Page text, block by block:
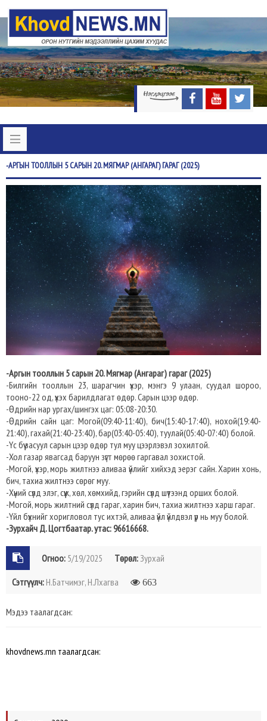
-АРГЫНТООЛЛЫН 5 САРЫН 20. МЯГМАР (АНГАРАГ) ГАРАГ (2025)
-Аргын тооллын 5 сарын 20. Мягмар (Ангараг) гараг (2025)
-Билгийн тооллын 23, шарагчин үхэр, мэнгэ 9 улаан, суудал шороо,
тооно-22 од, үхэх барилдлагат өдөр. Сарын цээр өдөр.
-Өдрийн нар ургах/шингэх цаг: 05:08-20:30.​
-Өдрийн сайн цаг: Могой(09:40-11:40), бич(15:40-17:40), нохой(19:40-
21:40), гахай(21:40-23:40), бар(03:40-05:40), туулай(05:40-07:40) болой.
-Үс бүү засуул сарын цээр өдөр тул муу цээрлэвэл зохилтой.
-Хол газар явагсад баруун зүгт мөрөө гаргавал зохистой.
-Могой, үхэр, морь жилтнээ аливаа үйлийг хийхэд эерэг сайн. Харин хонь,
бич, тахиа жилтнээ сөрөг муу.
-Хүний сүлд элэг, сүүж, хөл, хөмхийд, гэрийн сүлд шүтээнд орших болой.
-Могой, морь жилтний сүлд гараг, харин бич, тахиа жилтнээ харш гараг.
-Үйл бүхнийг хоригловол тус ихтэй, аливаа үйл үйлдвэл үр нь муу болой.
-Зурхайч Д. Цогтбаатар. утас: 96616668.
Огноо: 5/19/2025 Төрөл:Зурхай
Сэтгүүлч: Н.Батчимэг, Н.Лхагва 663
Мэдээ таалагдсан:
khovdnews.mn таалагдсан: